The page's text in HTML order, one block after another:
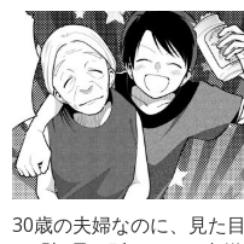
30歳の夫婦なのに、見た目